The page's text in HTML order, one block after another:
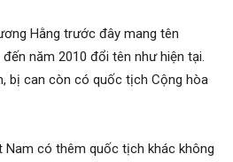
Hằng trước đây mang tên
năm 2010 đổi tên như hiện tại.
bị can còn có quốc tịch Cộng hòa
Nam có thêm quốc tịch khác không